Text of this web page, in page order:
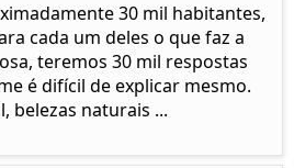
30 mil habitantes,
cada um deles o que faz a
teremos 30 mil respostas
é difícil de explicar mesmo.
belezas naturais ...